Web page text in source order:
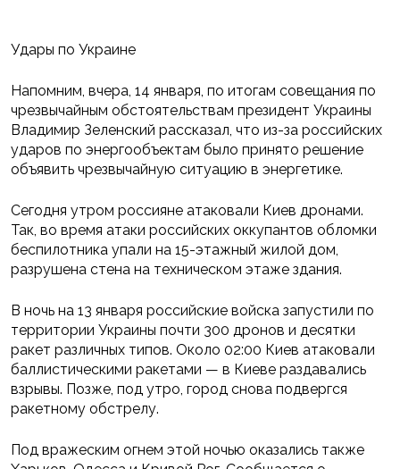
Удары по Украине
Напомним, вчера, 14 января, по итогам совещания по
чрезвычайным обстоятельствам президент Украины
Владимир Зеленский рассказал, что из-за российских
ударов по энергообъектам было принято решение
объявить чрезвычайную ситуацию в энергетике.
Сегодня утром россияне атаковали Киев дронами.
Так, во время атаки российских оккупантов обломки
беспилотника упали на 15-этажный жилой дом,
разрушена стена на техническом этаже здания.
В ночь на 13 января российские войска запустили по
территории Украины почти 300 дронов и десятки
ракет различных типов. Около 02:00 Киев атаковали
баллистическими ракетами — в Киеве раздавались
взрывы. Позже, под утро, город снова подвергся
ракетному обстрелу.
Под вражеским огнем этой ночью оказались также